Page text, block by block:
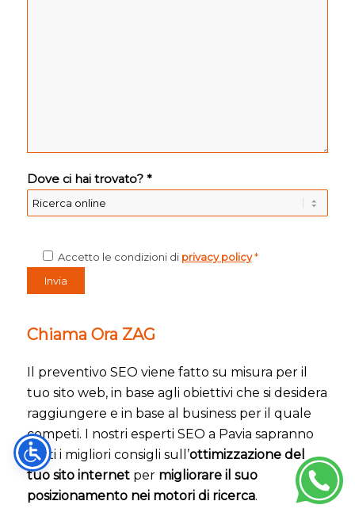
Dove ci hai trovato? *
Accetto le condizioni di privacy policy *
Chiama Ora ZAG
Il preventivo SEO viene fatto su misura per il
tuo sito web, in base agli obiettivi che si desidera
raggiungere e in base al business per il quale
competi. I nostri esperti SEO a Pavia sapranno
darti i migliori consigli sull’ottimizzazione del
tuo sito internet per migliorare il suo
posizionamento nei motori di ricerca.